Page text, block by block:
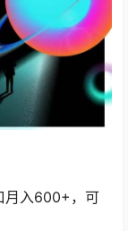
月入600+，可